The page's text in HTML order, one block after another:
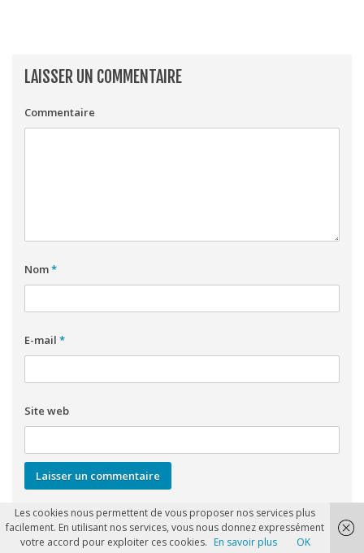
LAISSER UN COMMENTAIRE
Commentaire
Nom*
E-mail *
Site web
Les cookies nous permettent de vous proposer nos services plus
facilement. En utilisant nos services, vous nous donnez expressément
votre accord pour exploiter ces cookies. En savoir plus OK